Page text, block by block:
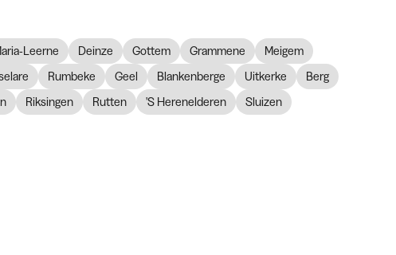
Leerne Deinze Gottem Grammene
Meigem
Rumbeke Geel Blankenberge Uitkerke
Berg
Riksingen Rutten 'S Herenelderen
Sluizen